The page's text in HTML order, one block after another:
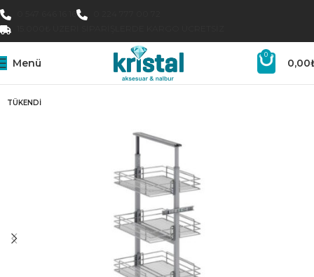
Menü
0
0,00
TÜKENDI